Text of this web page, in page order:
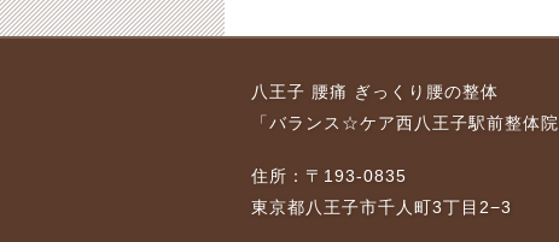
３０代女性看護師の方
2018-01-23
お困りの女性
2017-01-06 2018-01-23
八王子 腰痛 ぎっくり腰の整体
「バランス☆ケア西八王子駅前整体院
住所：〒193-0835
東京都八王子市千人町3丁目2−3